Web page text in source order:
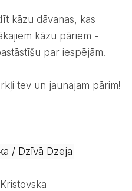
kāzu pāriem -
par iespējām.
tev un jaunajam pārim!
/ Dzīvā Dzeja